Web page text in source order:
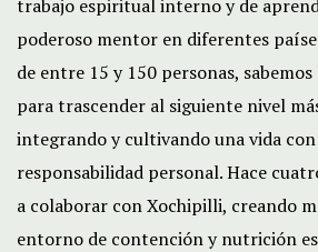
trabajo espiritual interno y de
poderoso mentor en diferentes
de entre 15 y 150 personas,
para trascender al siguiente nivel
integrando y cultivando una vida
responsabilidad personal. Hace
a colaborar con Xochipilli, creando
entorno de contención y nutrición